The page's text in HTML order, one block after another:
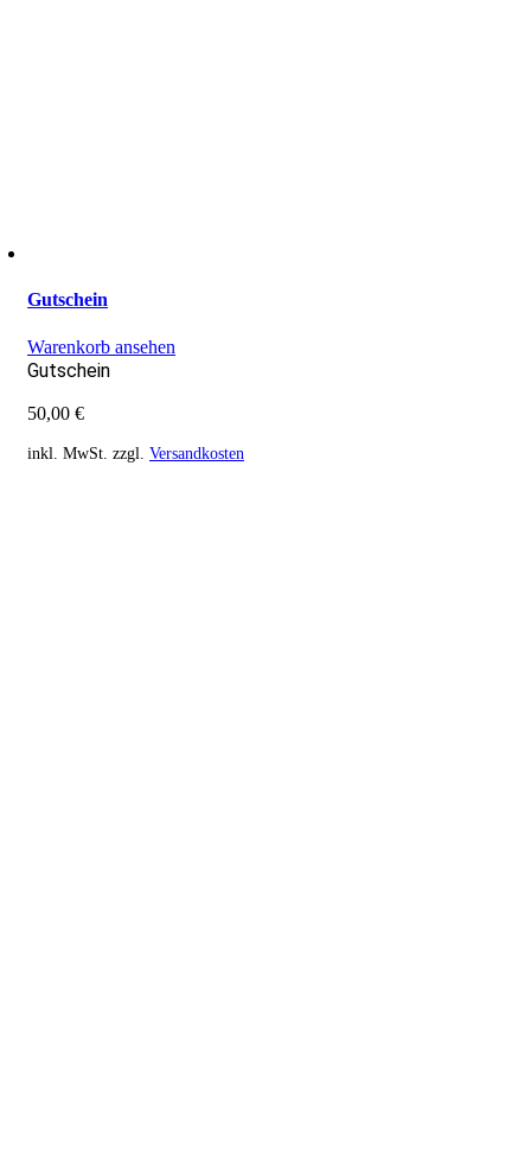
Gutschein
Warenkorb ansehen
Gutschein
50,00 €
inkl. MwSt. zzgl. Versandkosten